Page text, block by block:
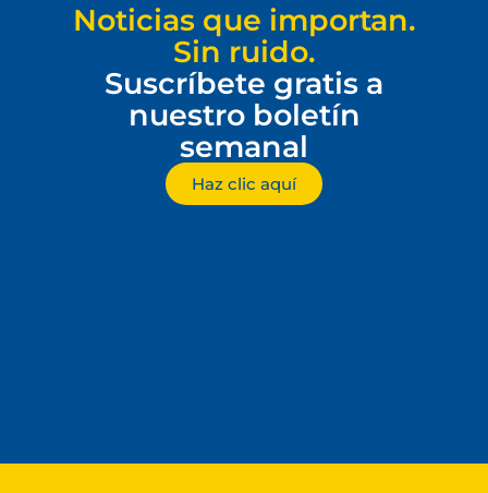
Noticias que importan.
Sin ruido.
Suscríbete gratis a
nuestro boletín
semanal
Haz clic aquí